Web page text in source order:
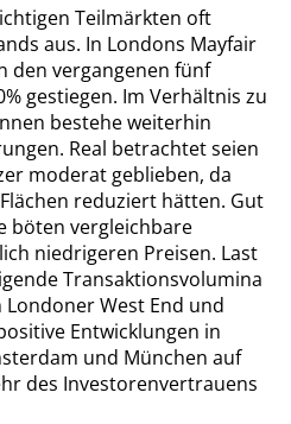
Teilmärkten oft
aus. In Londons Mayfair
den vergangenen fünf
gestiegen. Im Verhältnis zu
bestehe weiterhin
Real betrachtet seien
moderat geblieben, da
reduziert hätten. Gut
böten vergleichbare
niedrigeren Preisen. Last
Transaktionsvolumina
West End und
Entwicklungen in
und München auf
des Investorenvertrauens